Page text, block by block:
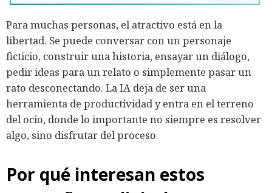
Para muchas personas, el atractivo está en la
libertad. Se puede conversar con un personaje
ficticio, construir una historia, ensayar un diálogo,
pedir ideas para un relato o simplemente pasar un
rato desconectando. La IA deja de ser una
herramienta de productividad y entra en el terreno
del ocio, donde lo importante no siempre es resolver
algo, sino disfrutar del proceso.
Por qué interesan estos